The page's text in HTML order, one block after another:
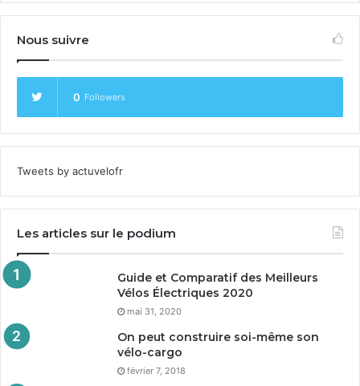
Nous suivre
0 Followers
Tweets by actuvelofr
Les articles sur le podium
Guide et Comparatif des Meilleurs
Vélos Électriques 2020
mai 31, 2020
On peut construire soi-même son
vélo-cargo
février 7, 2018